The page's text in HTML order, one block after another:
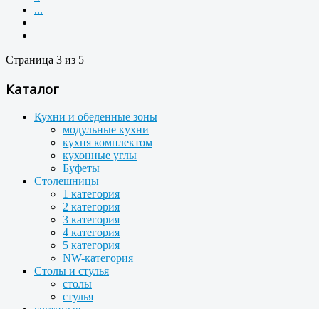
...
Страница 3 из 5
Каталог
Кухни и обеденные зоны
модульные кухни
кухня комплектом
кухонные углы
Буфеты
Столешницы
1 категория
2 категория
3 категория
4 категория
5 категория
NW-категория
Столы и стулья
столы
стулья